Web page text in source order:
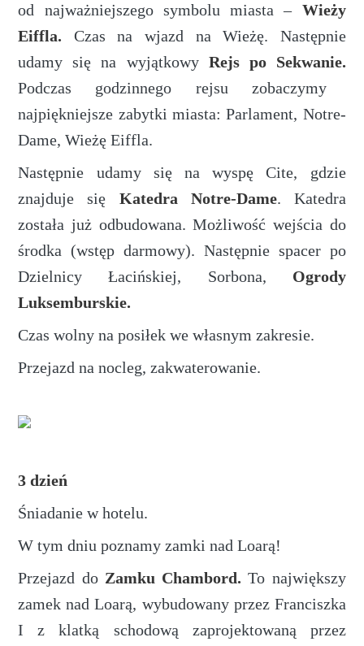
od najważniejszego symbolu miasta – Wieży
Eiffla. Czas na wjazd na Wieżę. Następnie
udamy się na wyjątkowy Rejs po Sekwanie.
Podczas godzinnego rejsu zobaczymy
najpiękniejsze zabytki miasta: Parlament, Notre-
Dame, Wieżę Eiffla.
Następnie udamy się na wyspę Cite, gdzie
znajduje się Katedra Notre-Dame. Katedra
została już odbudowana. Możliwość wejścia do
środka (wstęp darmowy). Następnie spacer po
Dzielnicy Łacińskiej, Sorbona, Ogrody
Luksemburskie.
Czas wolny na posiłek we własnym zakresie.
Przejazd na nocleg, zakwaterowanie.
3 dzień
Śniadanie w hotelu.
W tym dniu poznamy zamki nad Loarą!
Przejazd do Zamku Chambord. To największy
zamek nad Loarą, wybudowany przez Franciszka
I z klatką schodową zaprojektowaną przez